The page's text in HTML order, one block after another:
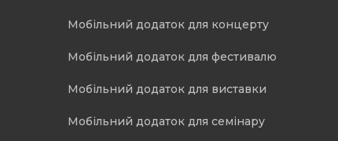
Мобільний додаток для концерту
Мобільний додаток для фестивалю
Мобільний додаток для виставки
Мобільний додаток для семінару